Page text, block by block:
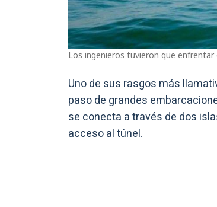
Los ingenieros tuvieron que
Uno de sus rasgos más
paso de grandes
se conecta a través de dos
acceso al túnel.